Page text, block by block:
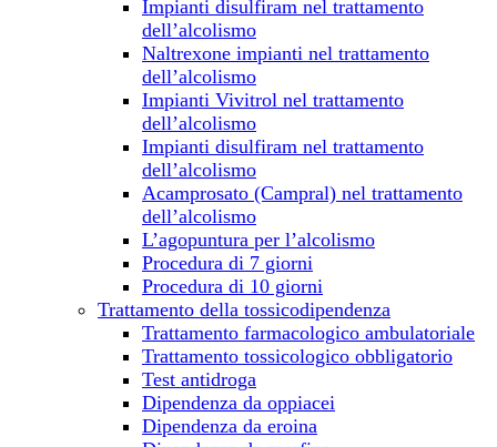
Impianti disulfiram nel trattamento
dell’alcolismo
Naltrexone impianti nel trattamento
dell’alcolismo
Impianti Vivitrol nel trattamento
dell’alcolismo
Impianti disulfiram nel trattamento
dell’alcolismo
Acamprosato (Campral) nel trattamento
dell’alcolismo
L’agopuntura per l’alcolismo
Procedura di 7 giorni
Procedura di 10 giorni
Trattamento della tossicodipendenza
Trattamento farmacologico ambulatoriale
Trattamento tossicologico obbligatorio
Test antidroga
Dipendenza da oppiacei
Dipendenza da eroina